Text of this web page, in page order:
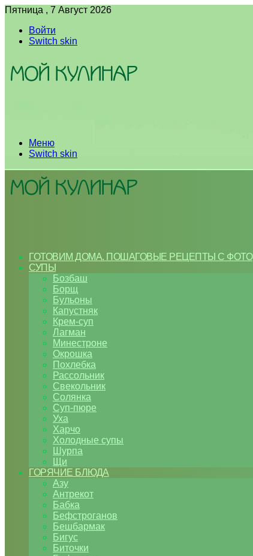
Пятница , 7 Август 2026
Войти
Switch skin
Меню
Switch skin
ГОТОВИМ ДОМА. ПОШАГОВЫЕ РЕЦЕПТЫ С ФОТО
СУПЫ
Бозбаш
Борщ
Бульоны
Капустняк
Крем-суп
Лагман
Минестроне
Окрошка
Похлебка
Рассольник
Свекольник
Солянка
Суп-пюре
Уха
Харчо
Холодные супы
Шурпа
Щи
ГОРЯЧИЕ БЛЮДА
Азу
Антрекот
Бабка
Бефстроганов
Бешбармак
Бигус
Биточки